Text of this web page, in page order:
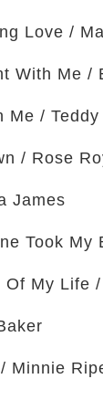
Love /
With Me /
Me /
/ Rose
James
Took
Of My Life
Minnie